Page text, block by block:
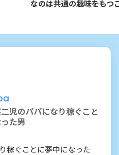
なのは共通の趣味をもつ
児のパパになり稼ぐこと
た男
稼ぐことに夢中になった